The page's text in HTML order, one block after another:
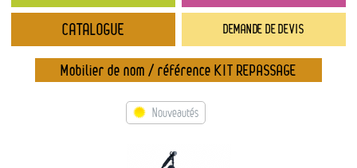
DEMANDE DE DEVIS
Catalogue
→ Nouveautés
→ Gamme éco-responsable
→ Types de mobilier
CATALOGUE
Mobilier de nom / référence KIT REPASSAGE
Nouveautés